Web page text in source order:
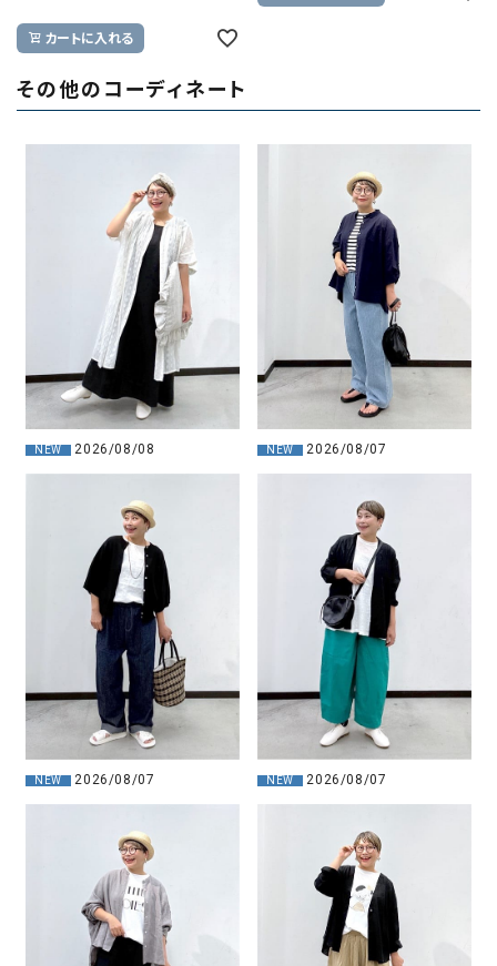
カートに入れる
その他のコーディネート
NEW 2026/08/08 NEW 2026/08/07
NEW 2026/08/07 NEW 2026/08/07